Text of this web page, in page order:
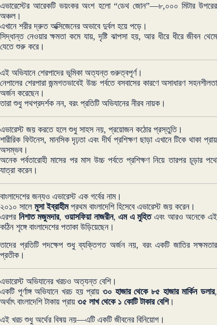
এভারেস্টের আরেকটি ভয়ংকর অংশ হলো “ডেথ জোন”—৮,০০০ মিটার উপরের
অঞ্চল।
এখানে শরীর দ্রুত অক্সিজেনের অভাবে দুর্বল হয়ে পড়ে।
সিদ্ধান্ত নেওয়ার ক্ষমতা কমে যায়, দৃষ্টি ঝাপসা হয়, আর ধীরে ধীরে জীবন থেমে
যেতে শুরু করে।
এই অভিযানে শেরপাদের ভূমিকা অত্যন্ত গুরুত্বপূর্ণ।
নেপালের শেরপারা জন্মগতভাবেই উচ্চ পর্বতে বসবাসের কারণে অসাধারণ সহনশীলতা
অর্জন করেছেন।
তারা শুধু পথপ্রদর্শক নন, বরং প্রতিটি অভিযানের নীরব নায়ক।
এভারেস্ট জয় করতে হলে শুধু সাহস নয়, প্রয়োজন কঠোর প্রস্তুতি।
শারীরিক ফিটনেস, মানসিক দৃঢ়তা এবং দীর্ঘ প্রশিক্ষণ ছাড়া এখানে টিকে থাকা প্রায়
অসম্ভব।
অনেক পর্বতারোহী মাসের পর মাস উচ্চ পর্বতে প্রশিক্ষণ নিয়ে তারপর চূড়ার পথে
যাত্রা করেন।
বাংলাদেশের জন্যও এভারেস্ট এক গর্বের নাম।
২০১০ সালে মুসা ইব্রাহীমপ্রথম বাংলাদেশি হিসেবে এভারেস্ট জয় করেন।
এরপর নিশাত মজুমদার, ওয়াসফিয়া নাজরীন,এম এ মুহিতএবং আরও অনেকে এই
কঠিন শৃঙ্গে বাংলাদেশের পতাকা উড়িয়েছেন।
তাদের প্রতিটি পদক্ষেপ শুধু ব্যক্তিগত অর্জন নয়, বরং একটি জাতির সক্ষমতার
প্রতীক।
এভারেস্ট অভিযানের খরচও অত্যন্ত বেশি।
একটি পূর্ণাঙ্গ অভিযানে খরচ হয় প্রায় ৩০ হাজার থেকে ৮৫ হাজার মার্কিন ডলার,
অর্থাৎ বাংলাদেশি টাকায় প্রায় ৩৫ লাখ থেকে ১ কোটি টাকার বেশি।
এই খরচ শুধু অর্থের বিষয় নয়—এটি একটি জীবনের বিনিয়োগ।